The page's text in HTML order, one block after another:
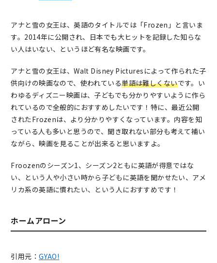
アナと雪の女王は、英語のタイトルでは「Frozen」と言いま
す。2014年に公開され、日本でも大ヒットを記録した知らな
い人はいない、というほど有名な映画です。
アナと雪の女王は、Walt Disney Picturesによって作られた子
供向けの映画なので、使われている単語は難しくないです。い
わゆるディズニー映画は、子どもでも分かりやすいように作ら
れているので全般的におすすめしたいです！特に、最近公開
されたFrozenは、より分かりやすくなっています。内容を知
っている人も多いと思うので、聞き取れない部分も考えて補い
ながら、映画を見ることが出来ると思いますよ。
Froozenのシーズン1、シーズン2ともに英語が得意ではな
い、という人や小さい時から子どもに英語を聞かせたい、アメ
リカ系の英語に慣れたい、という人におすすめです！
ホームアローン
引用元：GYAO!